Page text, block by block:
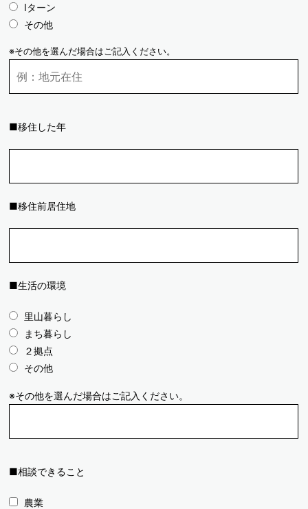
Iターン
その他
※その他を選んだ場合はご記入ください。
■移住した年
■移住前居住地
■生活の環境
里山暮らし
まち暮らし
２拠点
その他
※その他を選んだ場合はご記入ください。
■相談できること
農業